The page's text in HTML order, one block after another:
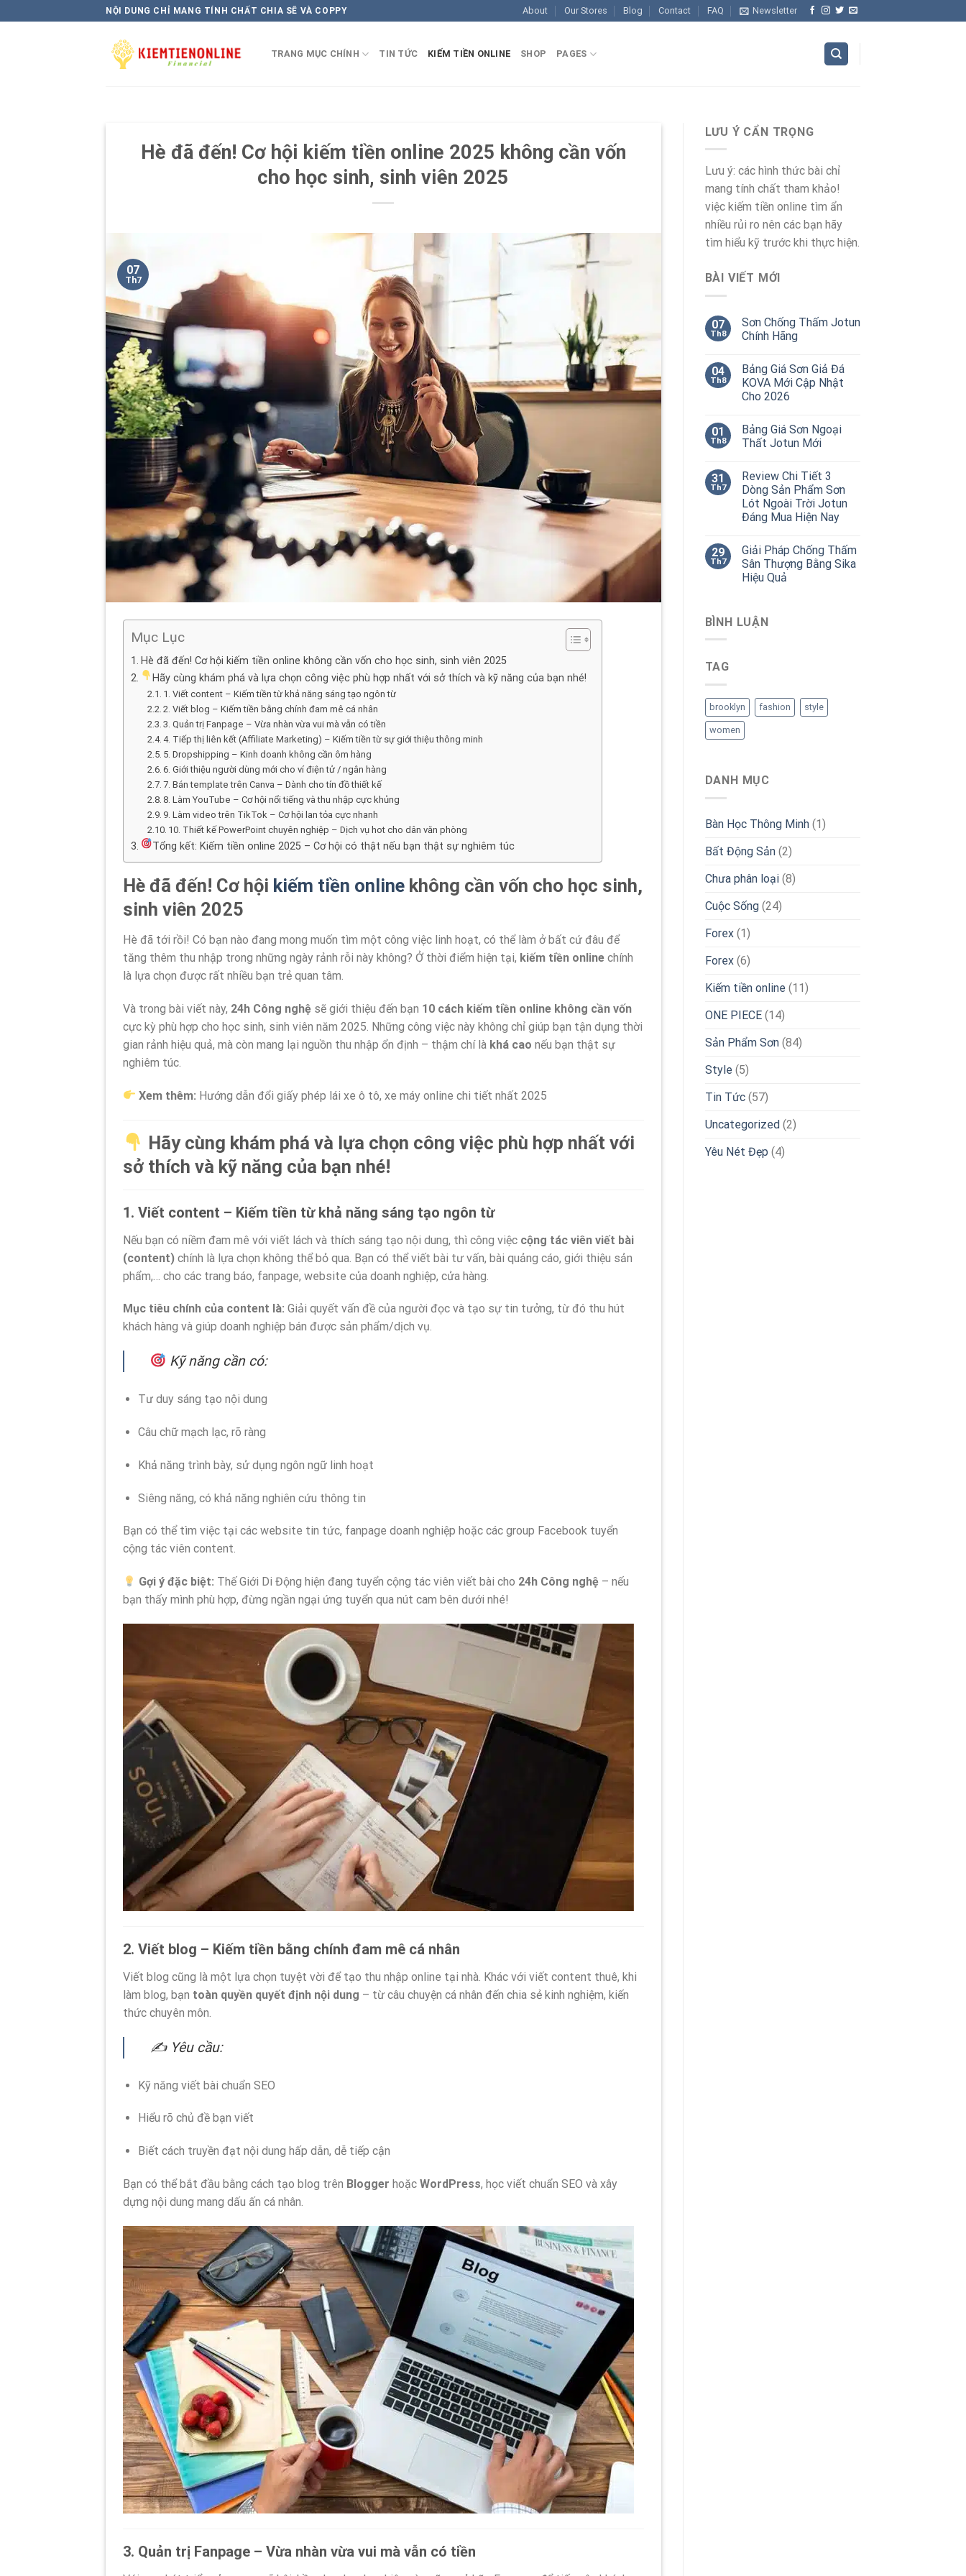
to
NỘI DUNG CHỈ MANG TÍNH CHẤT CHIA SẼ VÀ COPPY About Our Stores Blog Contact FAQ Newsletter
TRANG MỤC CHÍNH TIN TỨC KIẾM TIỀN ONLINE SHOP PAGES
Hè đã đến! Cơ hội kiếm tiền online 2025 không cần vốn
cho học sinh, sinh viên 2025
07
Th7
Mục Lục
Hè đã đến! Cơ hội kiếm tiền online không cần vốn cho học sinh, sinh viên 2025
Hãy cùng khám phá và lựa chọn công việc phù hợp nhất với sở thích và kỹ năng của bạn nhé!
1. Viết content – Kiếm tiền từ khả năng sáng tạo ngôn từ
2. Viết blog – Kiếm tiền bằng chính đam mê cá nhân
3. Quản trị Fanpage – Vừa nhàn vừa vui mà vẫn có tiền
4. Tiếp thị liên kết (Affiliate Marketing) – Kiếm tiền từ sự giới thiệu thông minh
5. Dropshipping – Kinh doanh không cần ôm hàng
6. Giới thiệu người dùng mới cho ví điện tử / ngân hàng
7. Bán template trên Canva – Dành cho tín đồ thiết kế
8. Làm YouTube – Cơ hội nổi tiếng và thu nhập cực khủng
9. Làm video trên TikTok – Cơ hội lan tỏa cực nhanh
10. Thiết kế PowerPoint chuyên nghiệp – Dịch vụ hot cho dân văn phòng
Tổng kết: Kiếm tiền online 2025 – Cơ hội có thật nếu bạn thật sự nghiêm túc
Hè đã đến! Cơ hội kiếm tiền online không cần vốn cho học sinh,
sinh viên 2025
Hè đã tới rồi! Có bạn nào đang mong muốn tìm một công việc linh hoạt, có thể làm ở bất cứ đâu để
tăng thêm thu nhập trong những ngày rảnh rỗi này không? Ở thời điểm hiện tại, kiếm tiền online chính
là lựa chọn được rất nhiều bạn trẻ quan tâm.
Và trong bài viết này, 24h Công nghệ sẽ giới thiệu đến bạn 10 cách kiếm tiền online không cần vốn
cực kỳ phù hợp cho học sinh, sinh viên năm 2025. Những công việc này không chỉ giúp bạn tận dụng thời
gian rảnh hiệu quả, mà còn mang lại nguồn thu nhập ổn định – thậm chí là khá cao nếu bạn thật sự
nghiêm túc.
Xem thêm: Hướng dẫn đổi giấy phép lái xe ô tô, xe máy online chi tiết nhất 2025
Hãy cùng khám phá và lựa chọn công việc phù hợp nhất với
sở thích và kỹ năng của bạn nhé!
1. Viết content – Kiếm tiền từ khả năng sáng tạo ngôn từ
Nếu bạn có niềm đam mê với viết lách và thích sáng tạo nội dung, thì công việc cộng tác viên viết bài
(content) chính là lựa chọn không thể bỏ qua. Bạn có thể viết bài tư vấn, bài quảng cáo, giới thiệu sản
phẩm,… cho các trang báo, fanpage, website của doanh nghiệp, cửa hàng.
Mục tiêu chính của content là: Giải quyết vấn đề của người đọc và tạo sự tin tưởng, từ đó thu hút
khách hàng và giúp doanh nghiệp bán được sản phẩm/dịch vụ.
Kỹ năng cần có:
Tư duy sáng tạo nội dung
Câu chữ mạch lạc, rõ ràng
Khả năng trình bày, sử dụng ngôn ngữ linh hoạt
Siêng năng, có khả năng nghiên cứu thông tin
Bạn có thể tìm việc tại các website tin tức, fanpage doanh nghiệp hoặc các group Facebook tuyển
cộng tác viên content.
Gợi ý đặc biệt: Thế Giới Di Động hiện đang tuyển cộng tác viên viết bài cho 24h Công nghệ – nếu
bạn thấy mình phù hợp, đừng ngần ngại ứng tuyển qua nút cam bên dưới nhé!
2. Viết blog – Kiếm tiền bằng chính đam mê cá nhân
Viết blog cũng là một lựa chọn tuyệt vời để tạo thu nhập online tại nhà. Khác với viết content thuê, khi
làm blog, bạn toàn quyền quyết định nội dung – từ câu chuyện cá nhân đến chia sẻ kinh nghiệm, kiến
thức chuyên môn.
✍️ Yêu cầu:
Kỹ năng viết bài chuẩn SEO
Hiểu rõ chủ đề bạn viết
Biết cách truyền đạt nội dung hấp dẫn, dễ tiếp cận
Bạn có thể bắt đầu bằng cách tạo blog trên Blogger hoặc WordPress, học viết chuẩn SEO và xây
dựng nội dung mang dấu ấn cá nhân.
3. Quản trị Fanpage – Vừa nhàn vừa vui mà vẫn có tiền
nguồn
https://www.thegioididong.com/tin-
cach-
tien-
online-
khong-
1372064
LƯU Ý CẨN TRỌNG
Lưu ý: các hình thức bài chỉ
mang tính chất tham khảo!
việc kiếm tiền online tìm ẩn
nhiều rủi ro nên các bạn hãy
tìm hiểu kỹ trước khi thực hiện.
BÀI VIẾT MỚI
07
Th8
Sơn Chống Thấm Jotun
Chính Hãng
04
Th8
Bảng Giá Sơn Giả Đá
KOVA Mới Cập Nhật
Cho 2026
01
Th8
Bảng Giá Sơn Ngoại
Thất Jotun Mới
31
Th7
Review Chi Tiết 3
Dòng Sản Phẩm Sơn
Lót Ngoài Trời Jotun
Đáng Mua Hiện Nay
29
Th7
Giải Pháp Chống Thấm
Sân Thượng Bằng Sika
Hiệu Quả
BÌNH LUẬN
TAG
brooklyn fashion style
women
DANH MỤC
Bàn Học Thông Minh(1)
Bất Động Sản(2)
Chưa phân loại(8)
Cuộc Sống(24)
Forex(1)
Forex(6)
Kiếm tiền online(11)
ONE PIECE(14)
Sản Phẩm Sơn(84)
Style(5)
Tin Tức(57)
Uncategorized(2)
Yêu Nét Đẹp (4)